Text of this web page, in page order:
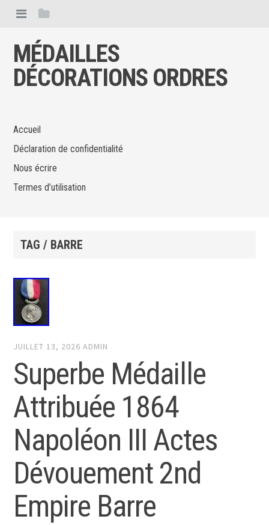
MÉDAILLES
DÉCORATIONS ORDRES
Accueil
Déclaration de confidentialité
Nous écrire
Termes d’utilisation
TAG / BARRE
JUILLET 13, 2026 ADMIN
Superbe Médaille
Attribuée 1864
Napoléon III Actes
Dévouement 2nd
Empire Barre